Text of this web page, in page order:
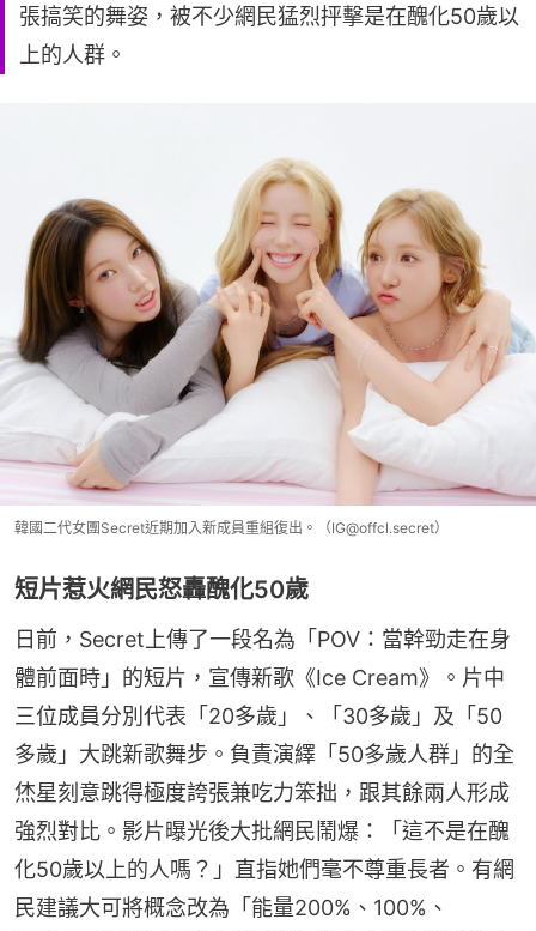
張搞笑的舞姿，被不少網民猛烈抨擊是在醜化50歲以
上的人群。
韓國二代女團Secret近期加入新成員重組復出。（IG@offcl.secret）
短片惹火網民怒轟醜化50歲
日前，Secret上傳了一段名為「POV：當幹勁走在身
體前面時」的短片，宣傳新歌《Ice Cream》。片中
三位成員分別代表「20多歲」、「30多歲」及「50
多歲」大跳新歌舞步。負責演繹「50多歲人群」的全
烋星刻意跳得極度誇張兼吃力笨拙，跟其餘兩人形成
強烈對比。影片曝光後大批網民鬧爆：「這不是在醜
化50歲以上的人嗎？」直指她們毫不尊重長者。有網
民建議大可將概念改為「能量200%、100%、